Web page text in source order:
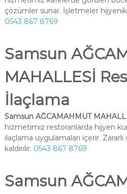
çözümler sunar. İşletmeler
0543 867 8769
Samsun
MAHALLESİ
İlaçlama
Samsun AĞCAMAHMUT
hizmetimiz restoranlarda hijyen
ilaçlama uygulamaları içerir.
kaldırılır. 0543 867 8769
Samsun